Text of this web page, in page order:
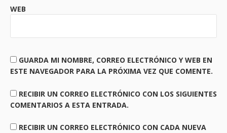
WEB
GUARDA MI NOMBRE, CORREO ELECTRÓNICO Y WEB EN
ESTE NAVEGADOR PARA LA PRÓXIMA VEZ QUE COMENTE.
RECIBIR UN CORREO ELECTRÓNICO CON LOS SIGUIENTES
COMENTARIOS A ESTA ENTRADA.
RECIBIR UN CORREO ELECTRÓNICO CON CADA NUEVA